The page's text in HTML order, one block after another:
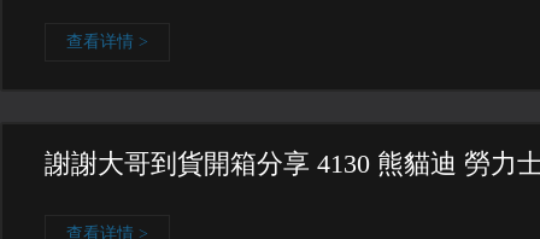
查看详情 >
謝謝大哥到貨開箱分享 4130 熊貓迪 勞力
查看详情 >